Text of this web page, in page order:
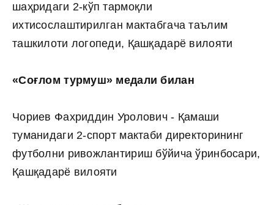
шаҳридаги 2-кўп тармоқли
ихтисослаштирилган мактабгача таълим
ташкилоти логопеди, Қашқадарё вилояти
«Соғлом турмуш» медали билан
Чориев Фахриддин Уролович - Қамаши
туманидаги 2-спорт мактаби директорининг
футболни ривожлантириш бўйича ўринбосари,
Қашқадарё вилояти